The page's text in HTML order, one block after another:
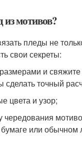
из мотивов?
пледы не
свои секреты:
и
сделать точный
цвета и узор;
чередования
или обычном